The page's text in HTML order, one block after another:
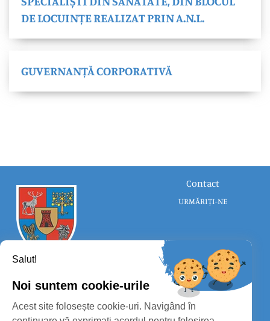
DE LOCUINȚE REALIZAT PRIN A.N.L.
GUVERNANȚĂ CORPORATIVĂ
CONSILIUL JUDEȚEAN SATU MARE
Contact
URMĂRIȚI-NE
Salut!
Noi suntem cookie-urile
Acest site folosește cookie-uri. Navigând în